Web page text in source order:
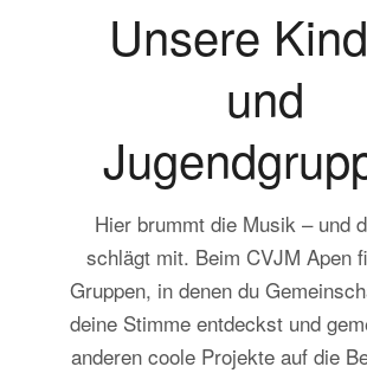
Unsere
und
Hier brummt die Musik – und
schlägt mit. Beim CVJM Apen
Gruppen, in denen du
deine Stimme entdeckst und
anderen coole Projekte auf die